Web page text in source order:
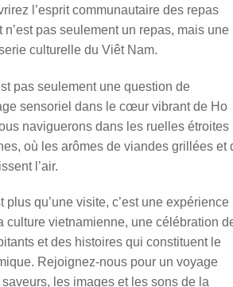
l’esprit communautaire des repas
pas seulement un repas, mais une
culturelle du Viêt Nam.
pas seulement une question de
sensoriel dans le cœur vibrant de Ho
naviguerons dans les ruelles étroites
où les arômes de viandes grillées et
l’air.
plus qu’une visite, c’est une expérience
vietnamienne, une célébration
et des histoires qui constituent le
Rejoignez-nous pour un voyage
les images et les sons de la